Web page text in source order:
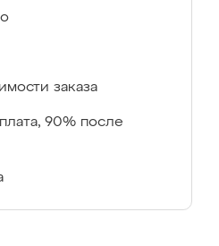
заказа
90% после